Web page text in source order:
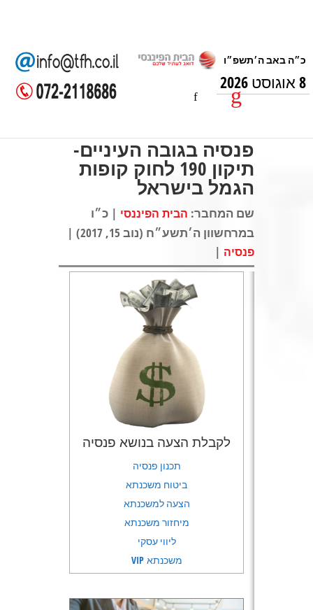
8 אוגוסט 2026
פנסיה בגובה העיניים-
תיקון 190 לחוק קופות
הגמל בישראל
שם המחבר: הבית הפיננסי | כ״ו
במרחשוון ה׳תשע״ח (נוב 15, 2017) |
פנסיה |
לקבלת הצעה בנושא פנסיה
תכנון פנסיה
ביטוח משכנתא
הצעה למשכנתא
מיחזור משכנתא
ליווי עסקי
משכנתא VIP